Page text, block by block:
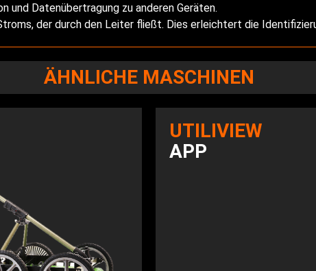
und Datenübertragung zu anderen Geräten.
der durch den Leiter fließt. Dies erleichtert die
ÄHNLICHE MASCHINEN
UTILIVIEW
APP